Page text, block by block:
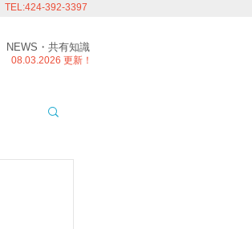
TEL:424-392-3397
NEWS・共有知識
08.03.2026 更新！